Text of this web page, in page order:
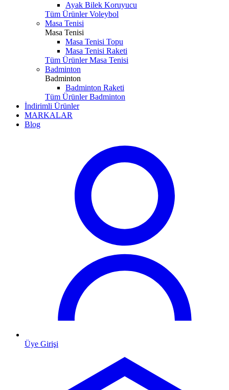
Ayak Bilek Koruyucu
Tüm Ürünler Voleybol
Masa Tenisi
Masa Tenisi
Masa Tenisi Topu
Masa Tenisi Raketi
Tüm Ürünler Masa Tenisi
Badminton
Badminton
Badminton Raketi
Tüm Ürünler Badminton
İndirimli Ürünler
MARKALAR
Blog
Üye Girişi